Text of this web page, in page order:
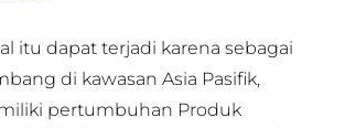
itu dapat terjadi karena sebagai
di kawasan Asia Pasifik,
pertumbuhan Produk